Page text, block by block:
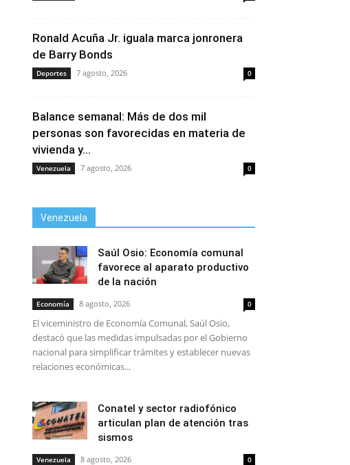
Ronald Acuña Jr. iguala marca jonronera
de Barry Bonds
Deportes 7 agosto, 2026 0
Balance semanal: Más de dos mil
personas son favorecidas en materia de
vivienda y...
Venezuela 7 agosto, 2026 0
Venezuela
Saúl Osio: Economía comunal
favorece al aparato productivo
de la nación
Economía 8 agosto, 2026 0
El viceministro de Economía Comunal, Saúl Osio,
destacó que las medidas impulsadas por el Gobierno
nacional para simplificar trámites y establecer nuevas
relaciones económicas...
Conatel y sector radiofónico
articulan plan de atención tras
sismos
Venezuela 8 agosto, 2026 0